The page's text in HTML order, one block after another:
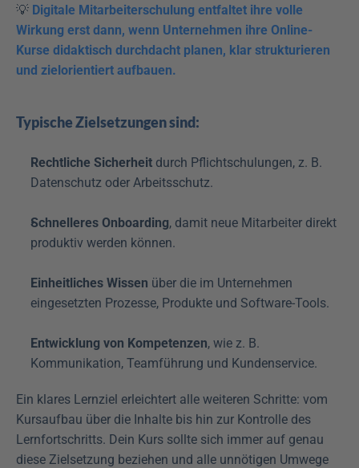
💡 Digitale Mitarbeiterschulung entfaltet ihre volle
Wirkung erst dann, wenn Unternehmen ihre Online-
Kurse didaktisch durchdacht planen, klar strukturieren
und zielorientiert aufbauen.
Typische Zielsetzungen sind:
Rechtliche Sicherheit durch Pflichtschulungen, z. B.
Datenschutz oder Arbeitsschutz.
Schnelleres Onboarding, damit neue Mitarbeiter direkt
produktiv werden können.
Einheitliches Wissen über die im Unternehmen
eingesetzten Prozesse, Produkte und Software-Tools.
Entwicklung von Kompetenzen, wie z. B.
Kommunikation, Teamführung und Kundenservice.
Ein klares Lernziel erleichtert alle weiteren Schritte: vom
Kursaufbau über die Inhalte bis hin zur Kontrolle des
Lernfortschritts. Dein Kurs sollte sich immer auf genau
diese Zielsetzung beziehen und alle unnötigen Umwege